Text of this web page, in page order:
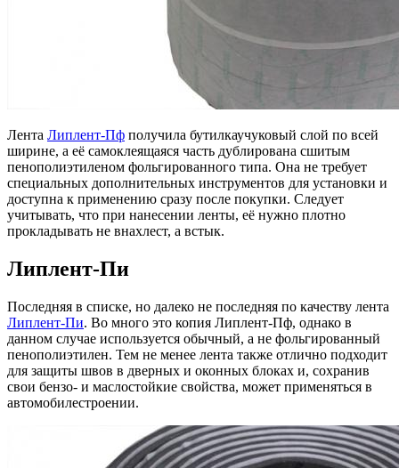
Лента Липлент-Пф получила бутилкаучуковый слой по всей
ширине, а её самоклеящаяся часть дублирована сшитым
пенополиэтиленом фольгированного типа. Она не требует
специальных дополнительных инструментов для установки и
доступна к применению сразу после покупки. Следует
учитывать, что при нанесении ленты, её нужно плотно
прокладывать не внахлест, а встык.
Липлент-Пи
Последняя в списке, но далеко не последняя по качеству лента
Липлент-Пи. Во много это копия Липлент-Пф, однако в
данном случае используется обычный, а не фольгированный
пенополиэтилен. Тем не менее лента также отлично подходит
для защиты швов в дверных и оконных блоках и, сохранив
свои бензо- и маслостойкие свойства, может применяться в
автомобилестроении.